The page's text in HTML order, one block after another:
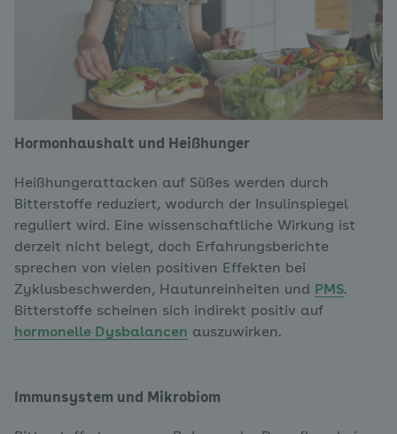
Hormonhaushalt und Heißhunger
Heißhungerattacken auf Süßes werden durch
Bitterstoffe reduziert, wodurch der Insulinspiegel
reguliert wird. Eine wissenschaftliche Wirkung ist
derzeit nicht belegt, doch Erfahrungsberichte
sprechen von vielen positiven Effekten bei
Zyklusbeschwerden, Hautunreinheiten und PMS.
Bitterstoffe scheinen sich indirekt positiv auf
hormonelle Dysbalancen auszuwirken.
Immunsystem und Mikrobiom